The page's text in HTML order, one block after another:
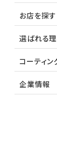
お店を探す
選ばれる
コーティン
企業情報